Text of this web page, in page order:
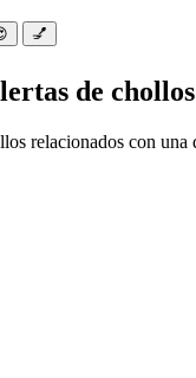
💅
de chollos
relacionados con una